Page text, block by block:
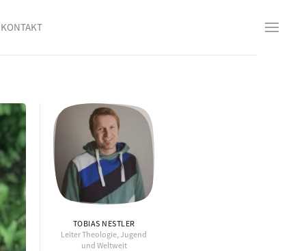
KONTAKT
TOBIAS NESTLER
Leiter Theologie, Jugend
und Weltweit